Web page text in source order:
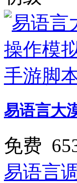
易语言大
免费
易语言